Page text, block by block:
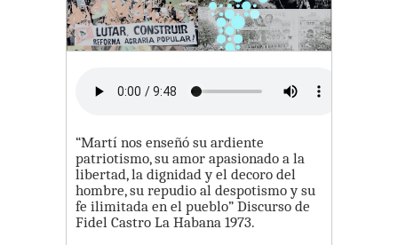
“Martí nos enseñó su ardiente
patriotismo, su amor apasionado a la
libertad, la dignidad y el decoro del
hombre, su repudio al despotismo y su
fe ilimitada en el pueblo” Discurso de
Fidel Castro La Habana 1973.